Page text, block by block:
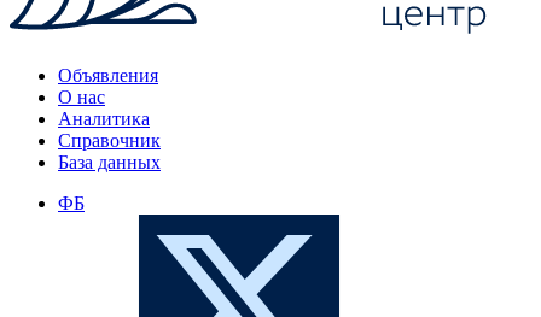
Объявления
О нас
Аналитика
Справочник
База данных
ФБ